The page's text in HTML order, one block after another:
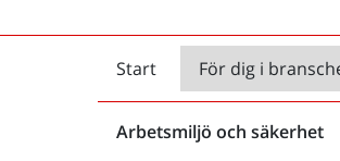
Start
Startsida För dig i
Arbetsmiljö och säkerhet